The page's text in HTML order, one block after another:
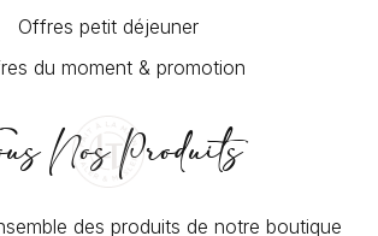
Offres petit déjeuner
du moment & promotion
Nos Produits
des produits de notre boutique